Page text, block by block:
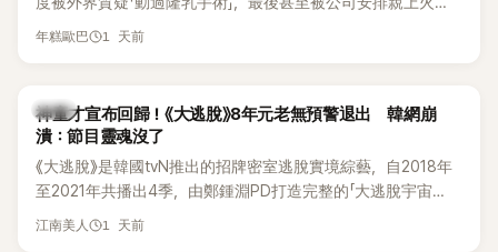
線，召開前所未見的「泳裝記者會」澄清。這場記者會後來還被
熱議。 2日播出的 SBS 綜藝節目《我的經紀人太難搞－秘書
鎮》，邀請同時兼顧工作與育兒的演藝圈代表「媽媽群」——李智
惠、李賢怡、李恩亨，以第13位「My Star」身分登場，分享最真
實的生活日常。 節目一開始，李瑞鎮 率先與李智惠會合，兩人
邊搭車邊聊天，氣氛輕鬆。聊到最近的新聞，李瑞鎮突然直球
發問：「妳不是上新聞了？說妳去做整形？是人中縮短手術嗎？」
年糕歐巴 1 天前
韓星
神童才宣布回歸！《大逃脫》8年元老無預警退出 韓網崩
潰：節目靈魂沒了
《大逃脫》是韓國tvN推出的招牌密室逃脫實境綜藝，自2018年
至2021年共播出4季，由鄭鍾淵PD打造完整的「大逃脫宇宙
（DTCU）」，憑藉燒腦劇情、電影級場景與龐大世界觀，累積
江南美人 1 天前